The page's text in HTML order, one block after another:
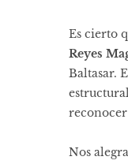
Es cierto
Reyes
Baltasar.
Nos